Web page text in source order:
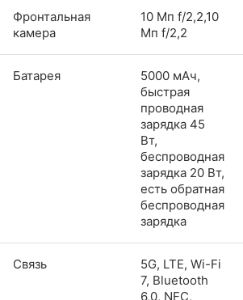
Фронтальная
камера
10 Мп f/2,2,10
Мп f/2,2
Батарея
5000 мАч,
быстрая
проводная
зарядка 45
Вт,
беспроводная
зарядка 20 Вт,
есть обратная
беспроводная
зарядка
Связь
5G, LTE, Wi-Fi
7, Bluetooth
6,0, NFC,